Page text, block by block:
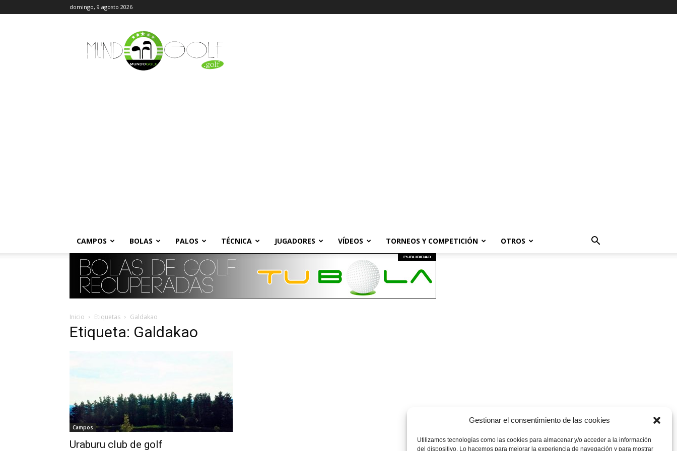
Gestionar el consentimiento de las cookies
Utilizamos tecnologías como las cookies para almacenar y/o acceder a la información
del dispositivo. Lo hacemos para mejorar la experiencia de navegación y para mostrar
domingo, 9 agosto 2026
MundoGolf.golf
CAMPOS BOLAS PALOS TÉCNICA JUGADORES VÍDEOS TORNEOS Y COMPETICIÓN OTROS
Inicio Etiquetas Galdakao
Etiqueta: Galdakao
Campos
Uraburu club de golf